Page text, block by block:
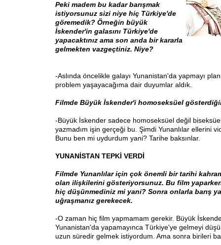
Peki madem bu kadar barışmak
istiyorsunuz sizi niye hiç Türkiye'de
göremedik? Örneğin büyük
İskender'in galasını Türkiye'de
yapacaktınız ama son anda bir kararla
gelmekten vazgeçtiniz. Niye?
-Aslında öncelikle galayı Yunanistan'da yapmayı
problem yaşayacağıma dair duyumlar aldık.
Filmde Büyük İskender'i homoseksüel
-Büyük İskender sadece homoseksüel değil
yazmadım işin gerçeği bu. Şimdi Yunanlılar ellerini
Bunu ben mi uydurdum yani? Tarihe baksınlar.
YUNANİSTAN TEPKİ VERDİ
Filmde Yunanlılar için çok önemli bir tarihi
olan ilişkilerini gösteriyorsunuz. Bu film
hiç düşünmediniz mi yani? Sonra onlarla barış
uğraşmanız gerekecek.
-O zaman hiç film yapmamam gerekir. Büyük
Yunanistan'da yapamayınca Türkiye'ye gelmeyi
uzun süredir gelmek istiyordum. Ama sonra birileri